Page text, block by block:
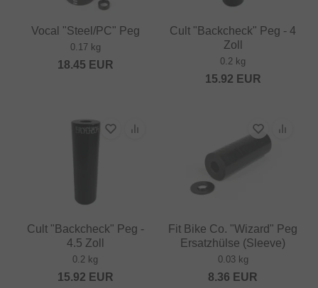
Vocal "Steel/PC" Peg
0.17 kg
18.45 EUR
Cult "Backcheck" Peg - 4
Zoll
0.2 kg
15.92 EUR
Cult "Backcheck" Peg -
4.5 Zoll
0.2 kg
15.92 EUR
Fit Bike Co. "Wizard" Peg
Ersatzhülse (Sleeve)
0.03 kg
8.36 EUR